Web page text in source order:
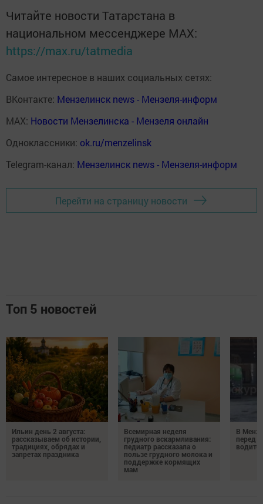
Читайте новости Татарстана в
национальном мессенджере MАХ:
https://max.ru/tatmedia
Самое интересное в наших социальных сетях:
ВКонтакте: Мензелинск news - Мензеля-информ
MAX: Новости Мензелинска - Мензеля онлайн
Одноклассники: ok.ru/menzelinsk
Telegram-канал: Мензелинск news - Мензеля-информ
Перейти на страницу новости
Топ 5 новостей
Ильин день 2 августа:
рассказываем об истории,
традициях, обрядах и
запретах праздника
Всемирная неделя
грудного вскармливания:
педиатр рассказала о
пользе грудного молока и
поддержке кормящих
мам
В
перед